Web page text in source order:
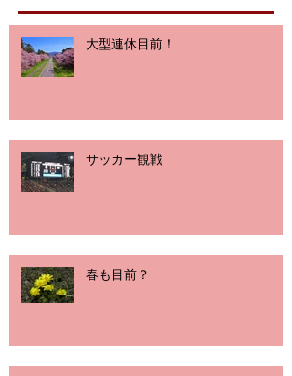
大型連休目前！
サッカー観戦
春も目前？